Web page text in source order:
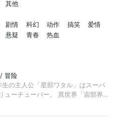
其他
剧情 科幻 动作 搞笑
爱情
悬疑 青春 热血
冒险
生の主人公「星部ワタル」はスーパ
ューチューバー。 異世界「宙部界